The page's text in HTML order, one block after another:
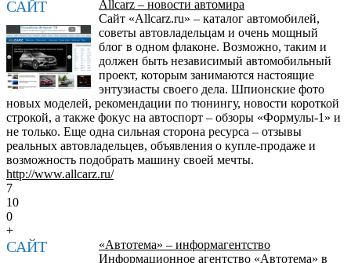
САЙТ
Allcarz – новости автомира
Сайт «Allcarz.ru» – каталог автомобилей,
советы автовладельцам и очень мощный
блог в одном флаконе. Возможно, таким и
должен быть независимый автомобильный
проект, которым занимаются настоящие
энтузиасты своего дела. Шпионские фото
новых моделей, рекомендации по тюнингу, новости короткой
строкой, а также фокус на автоспорт – обзоры «Формулы-1» и
не только. Еще одна сильная сторона ресурса – отзывы
реальных автовладельцев, объявления о купле-продаже и
возможность подобрать машину своей мечты.
http://www.allcarz.ru/
7
10
0
+
САЙТ
«Автотема» – информагентство
Информационное агентство «Автотема» в